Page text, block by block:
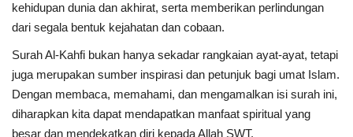
kehidupan dunia dan akhirat, serta memberikan perlindungan
dari segala bentuk kejahatan dan cobaan.
Surah Al-Kahfi bukan hanya sekadar rangkaian ayat-ayat, tetapi
juga merupakan sumber inspirasi dan petunjuk bagi umat Islam.
Dengan membaca, memahami, dan mengamalkan isi surah ini,
diharapkan kita dapat mendapatkan manfaat spiritual yang
besar dan mendekatkan diri kepada Allah SWT.